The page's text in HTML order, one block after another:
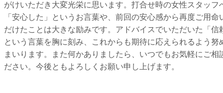
がけいただき大変光栄に思います。打合せ時の女性スタッフ
「安心した」というお言葉や、前回の安心感から再度ご用命
だけたことは大きな励みです。アドバイスでいただいた「信
という言葉を胸に刻み、これからも期待に応えられるよう努
まいります。また何かありましたら、いつでもお気軽にご相
ださい。今後ともよろしくお願い申し上げます。